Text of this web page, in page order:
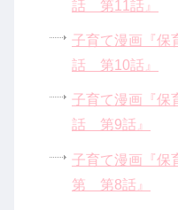
話 第11話』
子育て漫画『保
話 第10話』
子育て漫画『保
話 第9話』
子育て漫画『保
第 第8話』